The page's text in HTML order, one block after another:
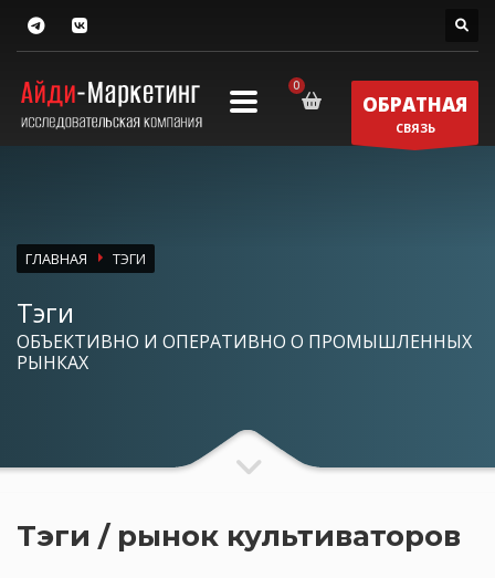
ОБРАТНАЯ
СВЯЗЬ
ГЛАВНАЯ ТЭГИ
Тэги
ОБЪЕКТИВНО И ОПЕРАТИВНО О ПРОМЫШЛЕННЫХ
РЫНКАХ
Тэги / рынок культиваторов